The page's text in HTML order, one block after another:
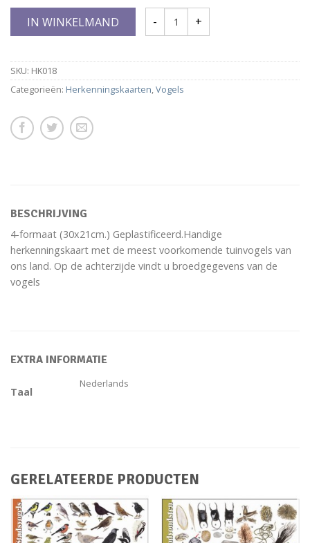
IN WINKELMAND
SKU: HK018
Categorieën: Herkenningskaarten Vogels
BESCHRIJVING
4-formaat (30x21cm.) Geplastificeerd.Handige
herkenningskaart met de meest voorkomende tuinvogels van
ons land. Op de achterzijde vindt u broedgegevens van de
vogels
EXTRA INFORMATIE
Taal
Nederlands
GERELATEERDE PRODUCTEN